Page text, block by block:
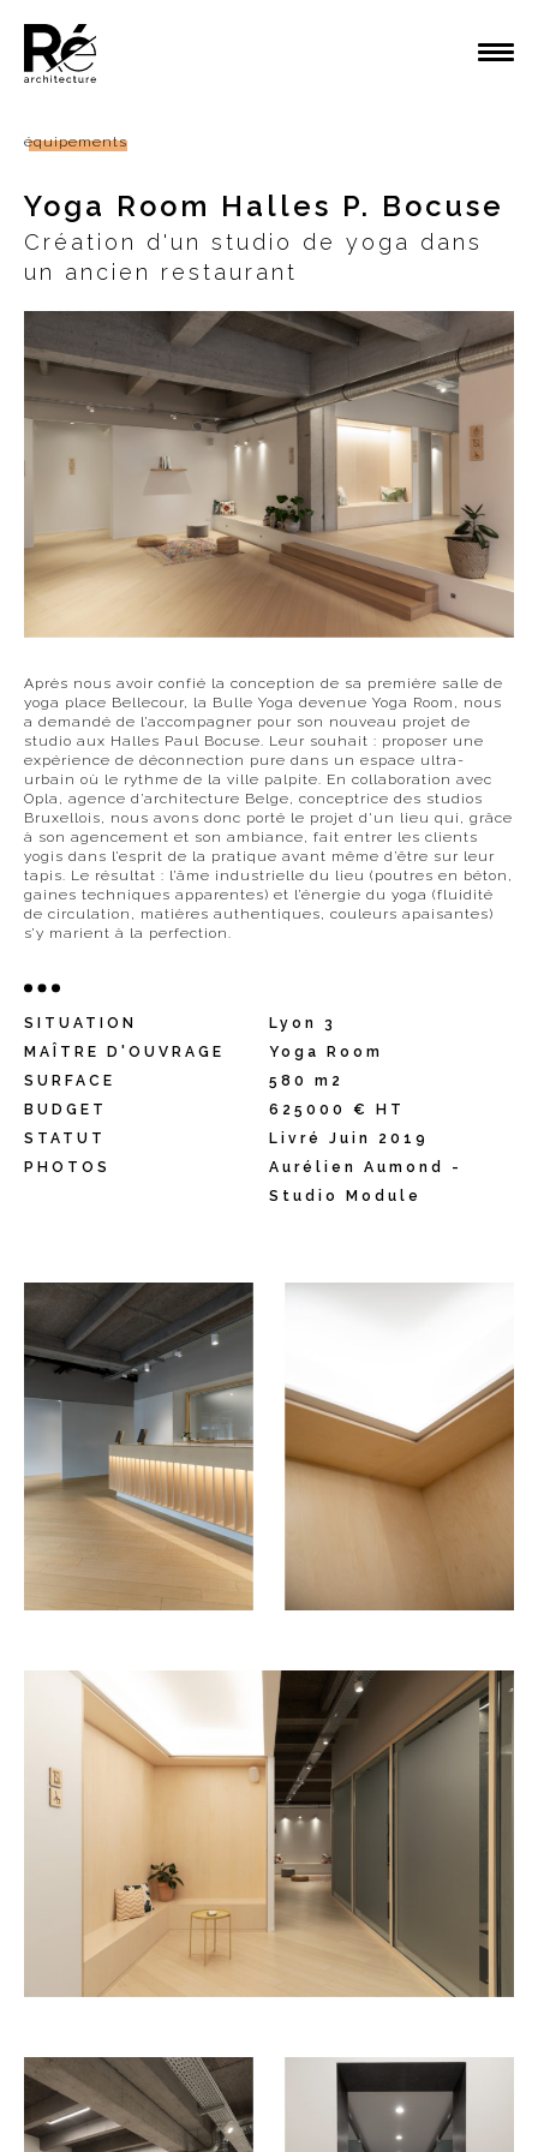
équipements
Yoga Room Halles P. Bocuse
Création d'un studio de yoga dans
un ancien restaurant
Après nous avoir confié la conception de sa première salle de
yoga place Bellecour, la Bulle Yoga devenue Yoga Room, nous
a demandé de l’accompagner pour son nouveau projet de
studio aux Halles Paul Bocuse. Leur souhait : proposer une
expérience de déconnection pure dans un espace ultra-
urbain où le rythme de la ville palpite. En collaboration avec
Opla, agence d’architecture Belge, conceptrice des studios
Bruxellois, nous avons donc porté le projet d'un lieu qui, grâce
à son agencement et son ambiance, fait entrer les clients
yogis dans l’esprit de la pratique avant même d’être sur leur
tapis. Le résultat : l’âme industrielle du lieu (poutres en béton,
gaines techniques apparentes) et l’énergie du yoga (fluidité
de circulation, matières authentiques, couleurs apaisantes)
s’y marient à la perfection.
SITUATION
Lyon 3
MAÎTRE D'OUVRAGE
Yoga Room
SURFACE
580 m2
BUDGET
625000 € HT
STATUT
Livré Juin 2019
PHOTOS
Aurélien Aumond -
Studio Module